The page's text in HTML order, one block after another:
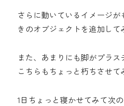
さらに動いているイメージ
きのオブジェクトを追加して
また、あまりにも脚がプラ
こちらもちょっと朽ちさせて
1日ちょっと寝かせてみて次